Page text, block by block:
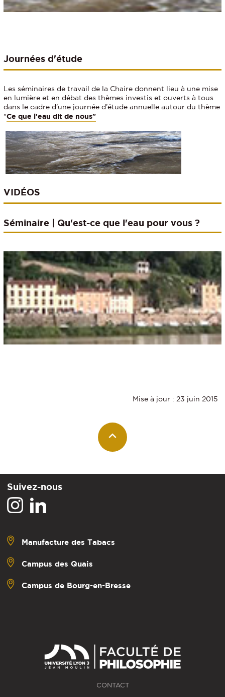
Journées d'étude
Les séminaires de travail de la Chaire donnent lieu à une mise
en lumière et en débat des thèmes investis et ouverts à tous
dans le cadre d’une journée d’étude annuelle autour du thème
"Ce que l'eau dit de nous"
VIDÉOS
Séminaire | Qu'est-ce que l'eau pour vous ?
Mise à jour : 23 juin 2015
Suivez-nous
Manufacture des Tabacs
Campus des Quais
Campus de Bourg-en-Bresse
CONTACT